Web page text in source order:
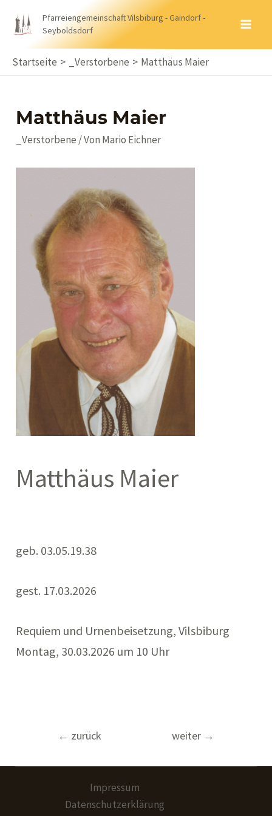
Inhalt
Pfarreiengemeinschaft Vilsbiburg - Gaindorf -
Seyboldsdorf
Startseite _Verstorbene Matthäus Maier
Matthäus Maier
_Verstorbene / Von Mario Eichner
Matthäus Maier
geb. 03.05.19.38
gest. 17.03.2026
Requiem und Urnenbeisetzung, Vilsbiburg
Montag, 30.03.2026 um 10 Uhr
Beitragsnavigation
← zurück weiter →
Impressum
Datenschutzerklärung